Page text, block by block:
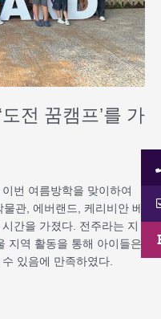
전 꿈캠프’를 가
번 여름방학을 맞이하여
물관, 에버랜드, 케리비안 베
간을 가졌다. 전주라는 지
지역 활동을 통해 아이들은
있음에 만족하였다.